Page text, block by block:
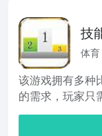
技
体育
该游戏拥有多种
的需求，玩家只